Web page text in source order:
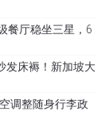
餐厅稳坐三星，6
发床褥！新加坡大
调整随身行李政